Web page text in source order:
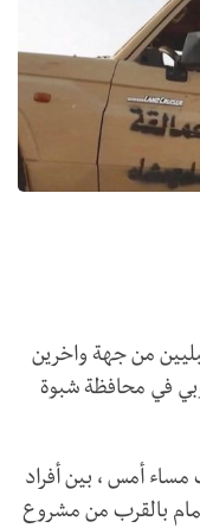
من جهة واخرين
في محافظة شبوة
أمس ، بين أفراد
بالقرب من مشروع